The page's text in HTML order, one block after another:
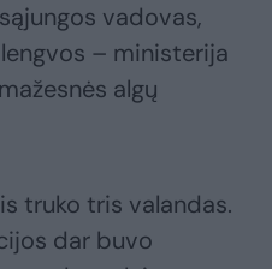
vadovas,
– ministerija
algų
truko tris valandas.
dar buvo